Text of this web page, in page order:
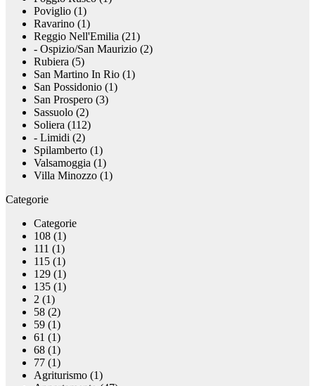
Poviglio (1)
Ravarino (1)
Reggio Nell'Emilia (21)
- Ospizio/San Maurizio (2)
Rubiera (5)
San Martino In Rio (1)
San Possidonio (1)
San Prospero (3)
Sassuolo (2)
Soliera (112)
- Limidi (2)
Spilamberto (1)
Valsamoggia (1)
Villa Minozzo (1)
Categorie
Categorie
108 (1)
111 (1)
115 (1)
129 (1)
135 (1)
2 (1)
58 (2)
59 (1)
61 (1)
68 (1)
77 (1)
Agriturismo (1)